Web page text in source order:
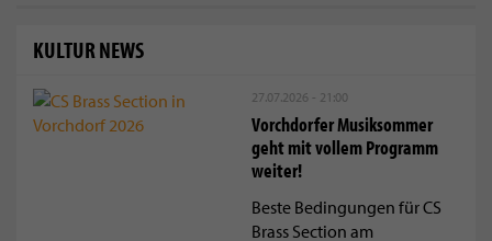
KULTUR NEWS
27.07.2026 - 21:00
Vorchdorfer Musiksommer
geht mit vollem Programm
weiter!
Beste Bedingungen für CS
Brass Section am